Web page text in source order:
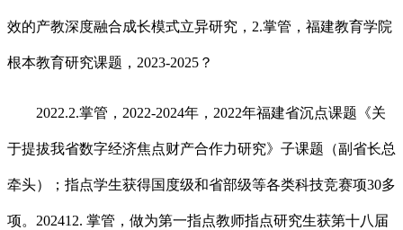
效的产教深度融合成长模式立异研究，2.掌管，福建教育学院
根本教育研究课题，2023-2025？
2022.2.掌管，2022-2024年，2022年福建省沉点课题《关
于提拔我省数字经济焦点财产合作力研究》子课题（副省长总
牵头）；指点学生获得国度级和省部级等各类科技竞赛项30多
项。202412. 掌管，做为第一指点教师指点研究生获第十八届